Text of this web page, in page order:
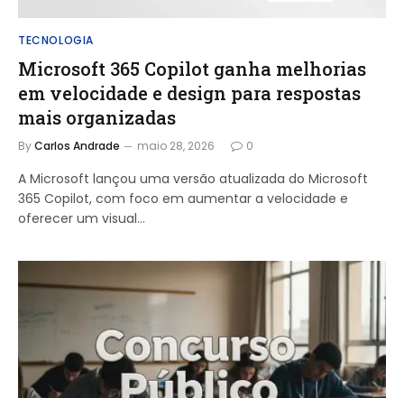
TECNOLOGIA
Microsoft 365 Copilot ganha melhorias
em velocidade e design para respostas
mais organizadas
ByCarlos Andrade maio 28, 2026 0
A Microsoft lançou uma versão atualizada do Microsoft
365 Copilot, com foco em aumentar a velocidade e
oferecer um visual…